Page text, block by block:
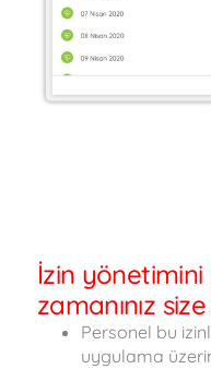
İzin yönetimini
zamanınız size
Personel bu
uygulama